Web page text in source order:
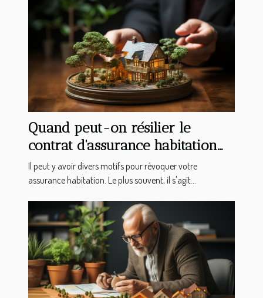
Quand peut-on résilier le
contrat d'assurance habitation
ou appartement ?
Il peut y avoir divers motifs pour révoquer votre
assurance habitation. Le plus souvent, il s'agit...